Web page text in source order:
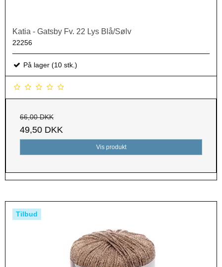
Katia - Gatsby Fv. 22 Lys Blå/Sølv
22256
På lager (10 stk.)
66,00 DKK
49,50 DKK
Vis produkt
Tilbud